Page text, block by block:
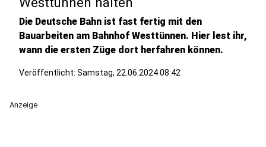
Die Deutsche Bahn ist fast fertig mit den
Bauarbeiten am Bahnhof Westtünnen. Hier lest ihr,
wann die ersten Züge dort herfahren können.
Veröffentlicht: Samstag, 22.06.2024 08:42
Anzeige